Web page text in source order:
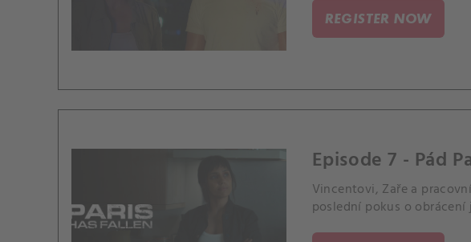
REGISTER NOW
Episode 7 - Pád
Vincentovi, Zaře a
poslední pokus o